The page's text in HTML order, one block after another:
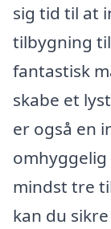
sig tid til at
tilbygning
fantastisk
skabe et
er også en
omhyggelig
mindst tre
kan du